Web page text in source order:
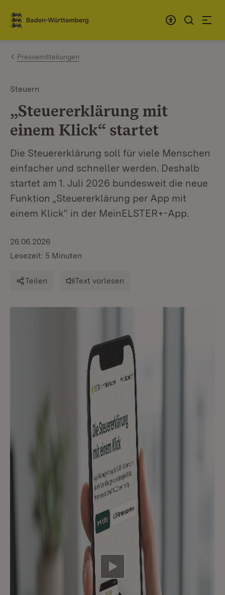
Zum Inhalt springen
Link zur Startseite
Pressemitteilungen
Steuern
„Steuererklärung mit
einem Klick“ startet
Die Steuererklärung soll für viele Menschen
einfacher und schneller werden. Deshalb
startet am 1. Juli 2026 bundesweit die neue
Funktion „Steuererklärung per App mit
einem Klick“ in der MeinELSTER+-App.
26.06.2026
Lesezeit: 5 Minuten
Teilen Text vorlesen
Video abspielen